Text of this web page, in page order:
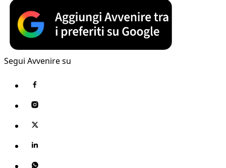
Segui Avvenire su